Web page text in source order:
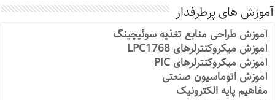
آموزش های پرطرفدار
آموزش طراحی منابع تغذیه سوئیچینگ
آموزش میکروکنترلرهای LPC1768
آموزش میکروکنترلرهای PIC
آموزش اتوماسیون صنعتی
مفاهیم پایه الکترونیک